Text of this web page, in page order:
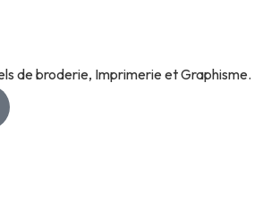
de broderie, Imprimerie et Graphisme.